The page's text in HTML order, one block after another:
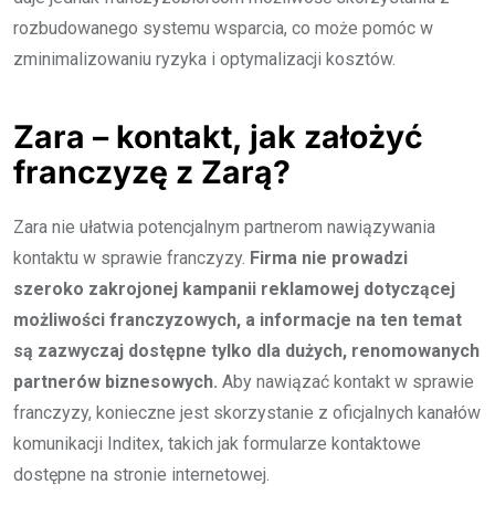
rozbudowanego systemu wsparcia, co może pomóc w
zminimalizowaniu ryzyka i optymalizacji kosztów.
Zara – kontakt, jak założyć
franczyzę z Zarą?
Zara nie ułatwia potencjalnym partnerom nawiązywania
kontaktu w sprawie franczyzy. Firma nie prowadzi
szeroko zakrojonej kampanii reklamowej dotyczącej
możliwości franczyzowych, a informacje na ten temat
są zazwyczaj dostępne tylko dla dużych, renomowanych
partnerów biznesowych. Aby nawiązać kontakt w sprawie
franczyzy, konieczne jest skorzystanie z oficjalnych kanałów
komunikacji Inditex, takich jak formularze kontaktowe
dostępne na stronie internetowej.